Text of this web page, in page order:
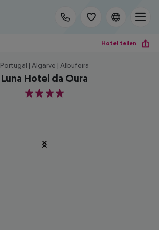
Hotel teilen
Portugal | Algarve | Albufeira
Luna Hotel da Oura
4